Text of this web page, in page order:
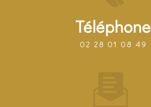
Téléphone
02 28 01 08 49